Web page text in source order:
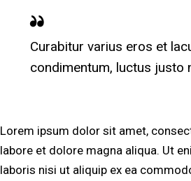
Curabitur varius eros et
condimentum, luctus justo
Lorem ipsum dolor sit amet,
labore et dolore magna aliqua. Ut
laboris nisi ut aliquip ex ea